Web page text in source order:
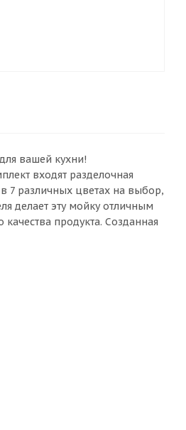
вашей кухни!
входят разделочная
7 различных цветах на выбор,
делает эту мойку отличным
продукта. Созданная